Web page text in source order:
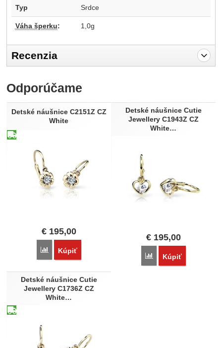
Typ Srdce
Váha šperku: 1,0g
Recenzia
Recenzia
Nebola pridaná žiadna recenzia.
Odporúčame
Detské náušnice C2151Z CZ
White
€ 195,00
Porovnať
Kúpiť
Detské náušnice Cutie
Jewellery C1943Z CZ
White…
€195,00
Porovnať
Kúpiť
Detské náušnice Cutie
Jewellery C1736Z CZ
White…